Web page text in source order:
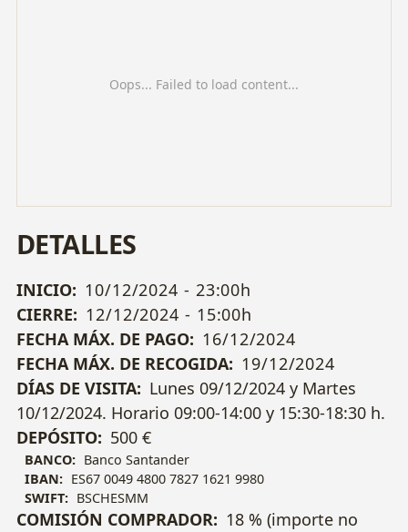
Oops... Failed to load content...
DETALLES
INICIO: 10/12/2024 - 23:00h
CIERRE: 12/12/2024 - 15:00h
FECHA MÁX. DE PAGO: 16/12/2024
FECHA MÁX. DE RECOGIDA: 19/12/2024
DÍAS DE VISITA: Lunes 09/12/2024 y Martes
10/12/2024. Horario 09:00-14:00 y 15:30-18:30 h.
DEPÓSITO: 500 €
BANCO: Banco Santander
IBAN: ES67 0049 4800 7827 1621 9980
SWIFT: BSCHESMM
COMISIÓN COMPRADOR: 18 % (importe no